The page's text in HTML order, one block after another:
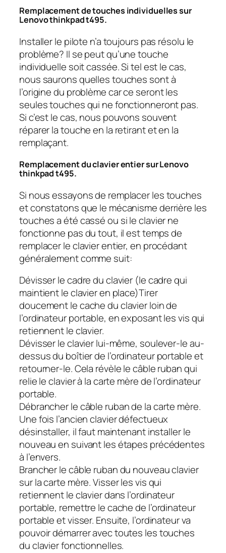
Remplacement de touches individuelles sur
Lenovo thinkpad t495.
Installer le pilote n’a toujours pas résolu le
problème? Il se peut qu’une touche
individuelle soit cassée. Si tel est le cas,
nous saurons quelles touches sont à
l’origine du problème car ce seront les
seules touches qui ne fonctionneront pas.
Si c’est le cas, nous pouvons souvent
réparer la touche en la retirant et en la
remplaçant.
Remplacement du clavier entier sur Lenovo
thinkpad t495.
Si nous essayons de remplacer les touches
et constatons que le mécanisme derrière les
touches a été cassé ou si le clavier ne
fonctionne pas du tout, il est temps de
remplacer le clavier entier, en procédant
généralement comme suit:
Dévisser le cadre du clavier (le cadre qui
maintient le clavier en place)Tirer
doucement le cache du clavier loin de
l’ordinateur portable, en exposant les vis qui
retiennent le clavier.
Dévisser le clavier lui-même, soulever-le au-
dessus du boîtier de l’ordinateur portable et
retourner-le. Cela révèle le câble ruban qui
relie le clavier à la carte mère de l’ordinateur
portable.
Débrancher le câble ruban de la carte mère.
Une fois l’ancien clavier défectueux
désinstaller, il faut maintenant installer le
nouveau en suivant les étapes précédentes
à l’envers.
Brancher le câble ruban du nouveau clavier
sur la carte mère. Visser les vis qui
retiennent le clavier dans l’ordinateur
portable, remettre le cache de l’ordinateur
portable et visser. Ensuite, l’ordinateur va
pouvoir démarrer avec toutes les touches
du clavier fonctionnelles.